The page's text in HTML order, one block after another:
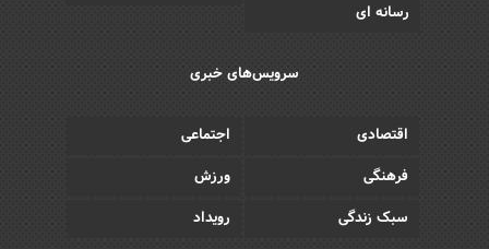
رسانه ای
سرویس‌های خبری
اقتصادی
اجتماعی
فرهنگی
ورزش
سبک زندگی
رویداد